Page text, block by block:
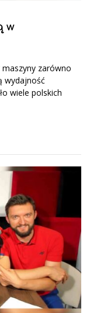
w
zarówno
wydajność
wiele polskich